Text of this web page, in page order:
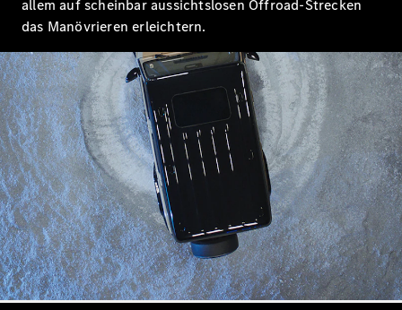
GLA
GLB Elektrisch
GLB
GLC
Elektrisch
GLC
GLC Coupé
GLE
Neu
GLE
Coupé
Neu
GLS Neu
Mercedes-
Maybach
GLS
Neu
G-
Klasse
Elektrisch
G-Klasse
allem auf scheinbar aussichtslosen Offroad-Strecken
das Manövrieren erleichtern.